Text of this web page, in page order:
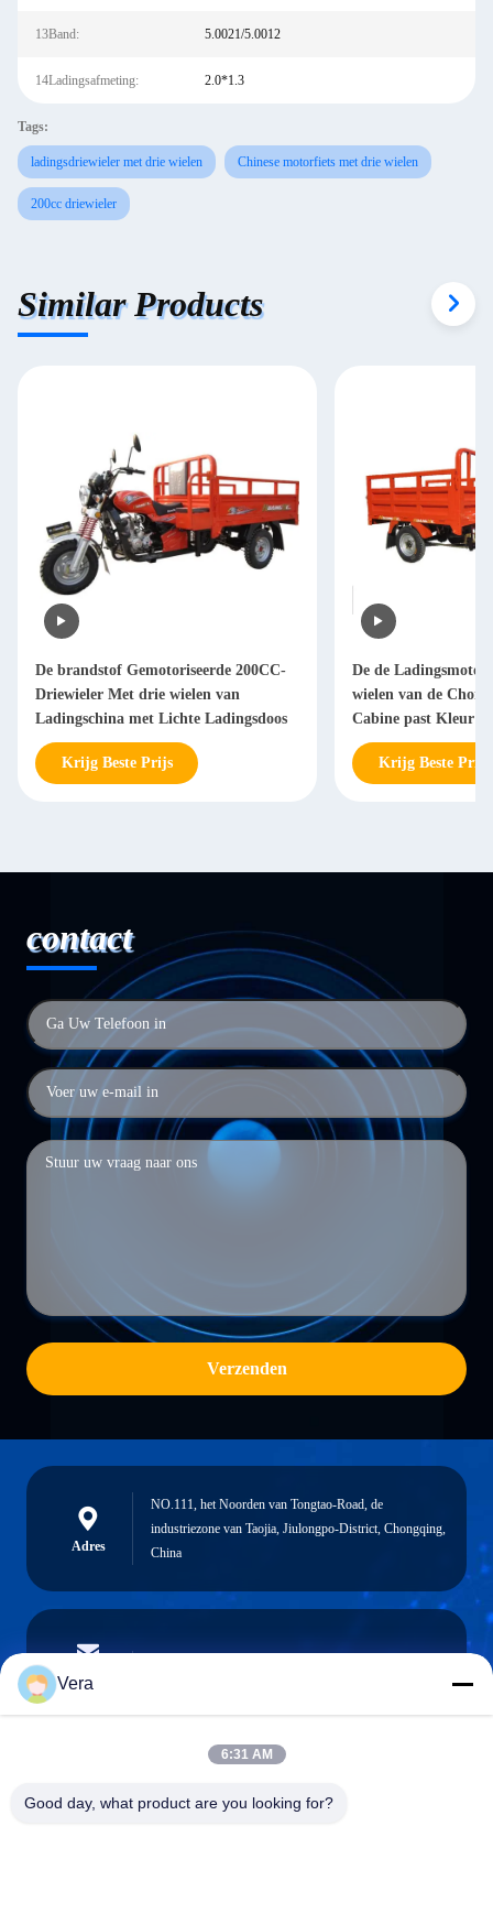
13Band: 5.0021/5.0012
14Ladingsafmeting: 2.0*1.3
Tags:
ladingsdriewieler met drie wielen Chinese motorfiets met drie wielen
200cc driewieler
Similar Products
De brandstof Gemotoriseerde 200CC-
Driewieler Met drie wielen van
Ladingschina met Lichte Ladingsdoos
Krijg Beste Prijs
De de
wielen van de
Cabine past Kleur
Krijg Beste Prijs
contact
Verzenden
Adres
NO.111, het Noorden van Tongtao-Road, de
industriezone van Taojia, Jiulongpo-District, Chongqing,
China
E-mail
Telefoon
Vera
6:31 AM
Good day, what product are you looking for?